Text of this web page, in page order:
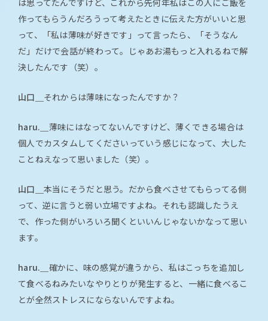
は思ってたんですけど、これから先何年私はこの人にご飯を
作ってもらうんだろうって考えたときに伝えた方がいいと思
って、「私は薄味が好きです」って言ったら、「そうなん
だ」だけで会話が終わって。じゃあお湯もっと入れるねで解
決したんです（笑）。
山口＿ それからは薄味になったんですか？
haru.＿ 薄味にはなってないんですけど、薄くできる場合は
個人でカスタムしてくださいっていう感じになって、大した
ことねえなって思いました（笑）。
山口＿ 本当にそうだと思う。だから食べさせてもらってる側
って、逆に言うと弱い立場ですよね。それも認識したうえ
で、作った側がいろいろ聞くといいんじゃないかなって思い
ます。
haru.＿ 確かに、味の感覚が違うから、私はこっちを追加し
て食べるねみたいなやりとりが発生すると、一緒に食べるこ
とが全然ストレスにならないんですよね。